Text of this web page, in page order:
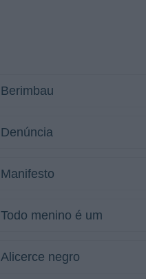
Berimbau
Denúncia
Manifesto
Todo menino é um
Alicerce negro